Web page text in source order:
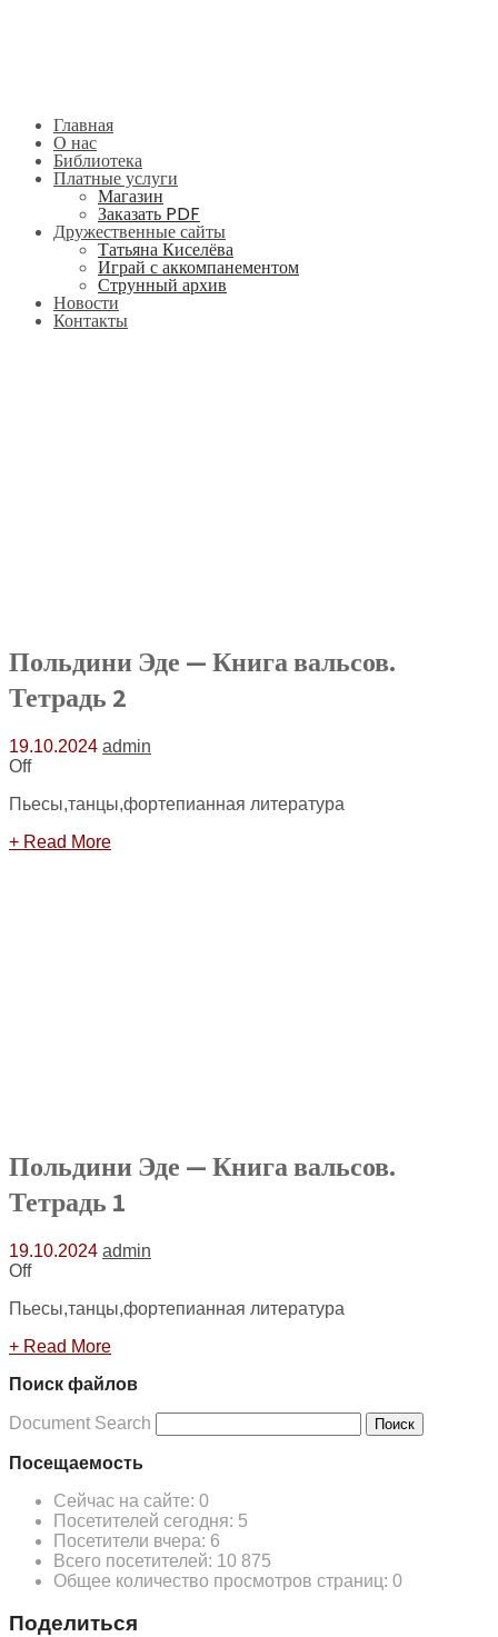
Главная
О нас
Библиотека
Платные услуги
Магазин
Заказать PDF
Дружественные сайты
Татьяна Киселёва
Играй с аккомпанементом
Струнный архив
Новости
Контакты
Польдини Эде — Книга вальсов.
Тетрадь 2
19.10.2024 admin
Off
Пьесы,танцы,фортепианная литература
+ Read More
Польдини Эде — Книга вальсов.
Тетрадь 1
19.10.2024 admin
Off
Пьесы,танцы,фортепианная литература
+ Read More
Поиск файлов
Document Search Поиск
Посещаемость
Сейчас на сайте: 0
Посетителей сегодня: 5
Посетители вчера: 6
Всего посетителей: 10 875
Общее количество просмотров страниц: 0
Поделиться